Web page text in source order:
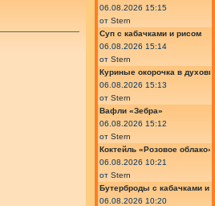
06.08.2026 15:15
от Stern
Суп с кабачками и рисом
06.08.2026 15:14
от Stern
Куриные окорочка в
06.08.2026 15:13
от Stern
Вафли «Зебра»
06.08.2026 15:12
от Stern
Коктейль «Розовое
06.08.2026 10:21
от Stern
Бутерброды с кабачками и
06.08.2026 10:20